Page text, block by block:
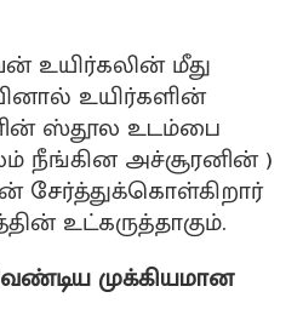
மீது
உயிர்களின்
ஸ்தூல உடம்பை
அச்சூரனின் )
உட்கருத்தாகும்.
முக்கியமான